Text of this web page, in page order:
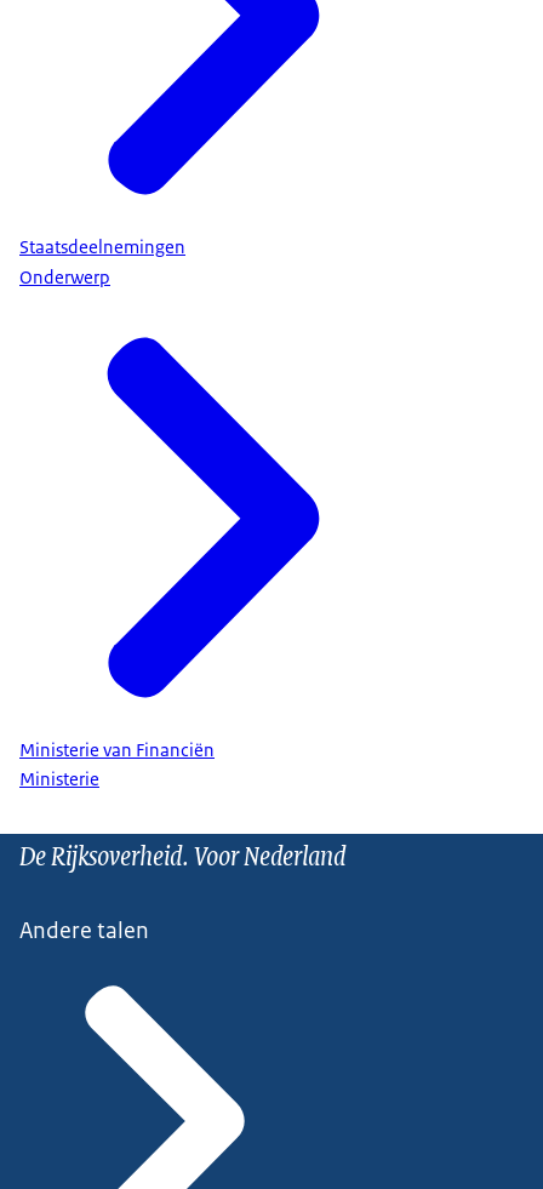
Staatsdeelnemingen
Onderwerp
Ministerie van Financiën
Ministerie
De Rijksoverheid. Voor Nederland
Andere talen